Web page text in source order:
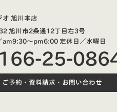
オ 旭川本店
旭川市2条通12丁目右3号
am9:30～pm6:00 定休日／水曜日
25-
ご予約・資料請求・お問い合わせ